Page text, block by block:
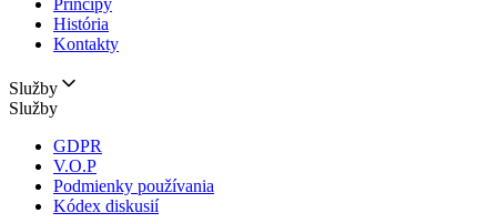
História
Kontakty
Služby
Služby
GDPR
V.O.P
Podmienky používania
Kódex diskusií